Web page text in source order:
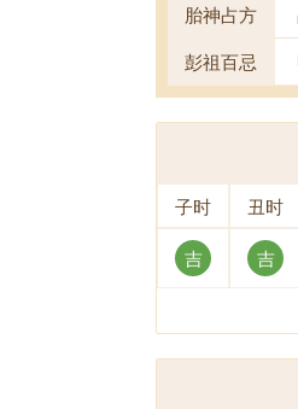
胎神占方
彭祖百忌
子时 丑时
吉 吉